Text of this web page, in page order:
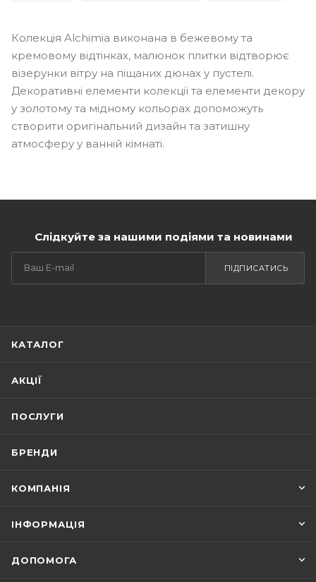
Колекція Alchimia виконана в бежевому та
кремовому відтінках, малюнок плитки відтворює
візерунки вітру на піщаних дюнах у пустелі.
Декоративні елементи колекції та елементи декору
у золотому та мідному кольорах допоможуть
створити оригінальний дизайн та затишну
атмосферу у ванній кімнаті.
Слідкуйте за нашими подіями та новинами
ПІДПИСАТИСЬ
КАТАЛОГ
АКЦІЇ
ПОСЛУГИ
БРЕНДИ
КОМПАНІЯ
ІНФОРМАЦІЯ
ДОПОМОГА